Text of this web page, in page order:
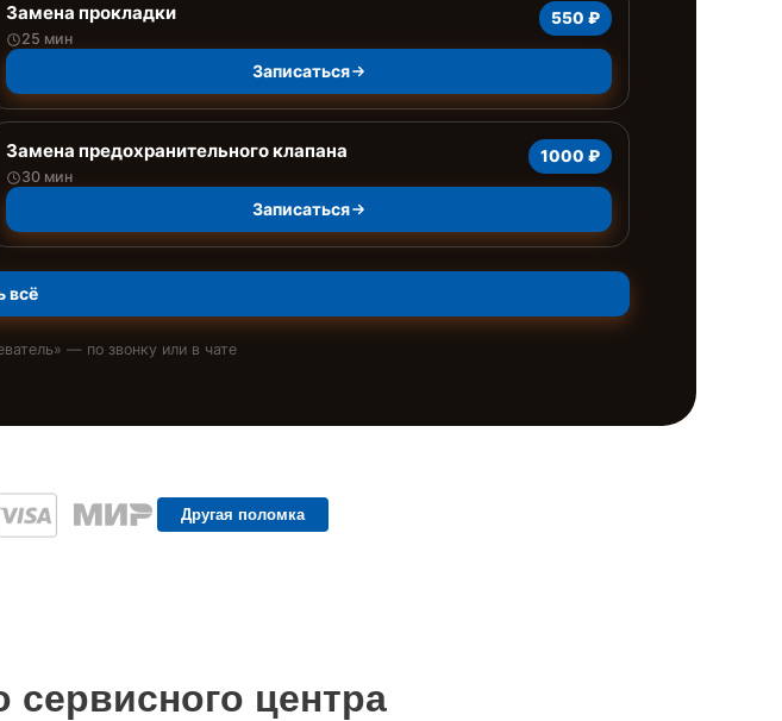
Замена прокладки
25 мин
550 ₽
Записаться
Замена предохранительного клапана
30 мин
1000 ₽
Записаться
всё
» — по звонку или в чате
Другая поломка
центра